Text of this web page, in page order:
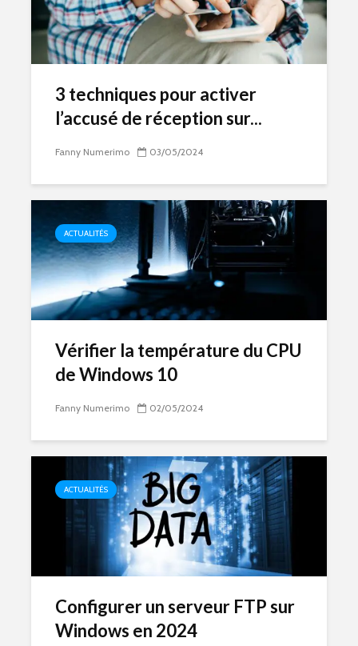
3 techniques pour activer
l’accusé de réception sur...
Fanny Numerimo 03/05/2024
ACTUALITÉS
Vérifier la température du CPU
de Windows 10
Fanny Numerimo 02/05/2024
ACTUALITÉS
Configurer un serveur FTP sur
Windows en 2024